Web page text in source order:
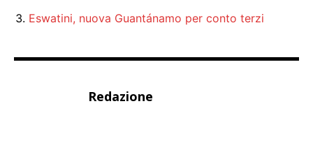
Eswatini, nuova Guantánamo per conto terzi
Redazione